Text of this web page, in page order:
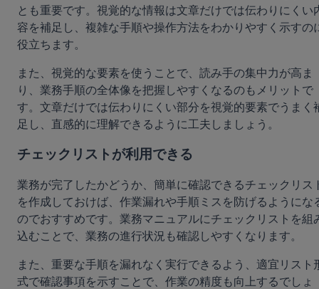
とも重要です。視覚的な情報は文章だけでは伝わりにくい
容を補足し、複雑な手順や操作方法をわかりやすく示すの
役立ちます。
また、視覚的な要素を使うことで、読み手の集中力が高ま
り、業務手順の全体像を把握しやすくなるのもメリットで
す。文章だけでは伝わりにくい部分を視覚的要素でうまく
足し、直感的に理解できるように工夫しましょう。
チェックリストが利用できる
業務が完了したかどうか、簡単に確認できるチェックリス
を作成しておけば、作業漏れや手順ミスを防げるようにな
のでおすすめです。業務マニュアルにチェックリストを組
込むことで、業務の進行状況も確認しやすくなります。
また、重要な手順を漏れなく実行できるよう、適宜リスト
式で確認事項を示すことで、作業の精度も向上するでしょ